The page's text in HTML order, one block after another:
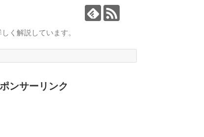
く解説しています。
ンサーリンク